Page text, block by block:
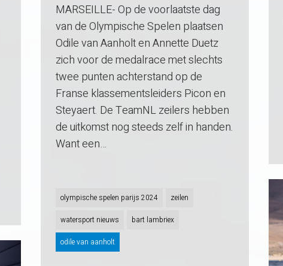
MARSEILLE- Op de voorlaatste dag
van de Olympische Spelen plaatsen
Odile van Aanholt en Annette Duetz
zich voor de medalrace met slechts
twee punten achterstand op de
Franse klassementsleiders Picon en
Steyaert. De TeamNL zeilers hebben
de uitkomst nog steeds zelf in handen.
Want een…
olympische spelen parijs 2024 zeilen
watersport nieuws bart lambriex
odile van aanholt